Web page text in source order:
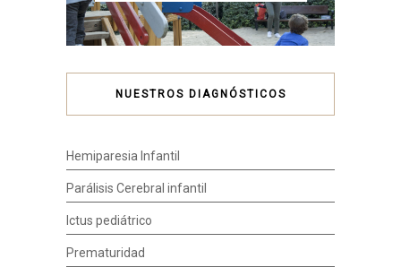
NUESTROS DIAGNÓSTICOS
Hemiparesia Infantil
Parálisis Cerebral infantil
Ictus pediátrico
Prematuridad